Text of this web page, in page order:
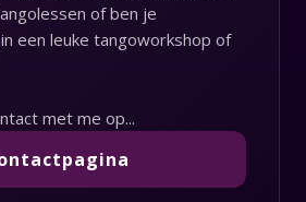
of ben je
een leuke tangoworkshop of
met me op...